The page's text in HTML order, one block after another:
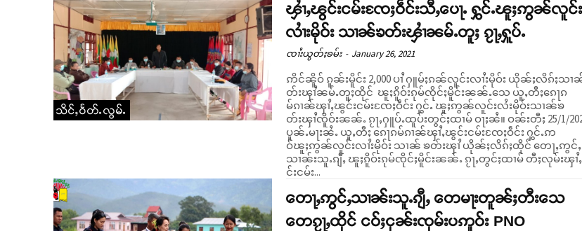
သိင်ႇဝႅတ်ႉလွမ်ႉ
ၾၢႆႇၽွင်းငမ်းၸႄႈဝဵင်းသီႇပေႃႉ ႁွင်ႉၽူႈဢွၼ်လူင်း
လၢႆးမိုဝ်း သၢၼ်ၶတ်းၾၢႆၼမ်ႉတူႈ ၵႂႃႇႁူပ်ႉ
ၸၢႆးယွတ်ႈၶမ်း - January 26, 2021
ဢိင်ၼိူဝ် ၵူၼ်းမိူင်း 2,000 ပၢႆ ႁူမ်ႈၵၼ်လူင်းလၢႆးမိုဝ်း ယိုၼ်ႈလိၵ်ႈသၢ
တ်းၾၢႆၼမ်ႉတူႈထိုင် ၽူႈၵိူဝ်းၵုမ်ၸိုင်ႈမိူင်းၼၼ်ႉသေ ယူႇတီႈၵေႃၵ
မ်ၵၢၼ်ၾၢႆႇၽွင်းငမ်းၸႄႈဝဵင်း ႁွင်ႉ ၽူႈဢွၼ်လူင်းလႆးမိုဝ်းသၢၼ်ၶ
တ်းၾၢႆၸိူဝ်းၼၼ်ႉ ၵႂႃႇႁူပ်ႉထူပ်းတွင်ႈထၢမ် ဝႃႈၼႆ။ ဝၼ်းတီႈ 25/1/2021
ပူၼ်ႉမႃးၼႆႉ ယူႇတီႈ ၵေႃၵမ်ၵၢၼ်ၾၢႆႇၽွင်းငမ်းၸႄႈဝဵင်း ႁွင်ႉဢ
ဝ်ၽူႈဢွၼ်လူင်းလၢႆးမိုဝ်း သၢၼ် ၶတ်းၾၢႆ ယိုၼ်ႈလိၵ်ႈထိုင် တေႃႇဢွင်ႇ
သၢၼ်းသူႉၵျီႇ ၽူႈၵိူဝ်းၵုမ်ၸိုင်ႈမိူင်းၼၼ်ႉ ၵႂႃႇတွင်ႈထၢမ် တီႈလုမ်းၾၢႆ
င်းငမ်း...
တေႃႇဢွင်ႇသၢၼ်းသူႉၵျီႇ တေမႃးတူၼ်ႈတီးသေ
တေၵႂႃႇထိုင် ငဝ်ႈငုၼ်းၸုမ်းပဢူဝ်း PNO